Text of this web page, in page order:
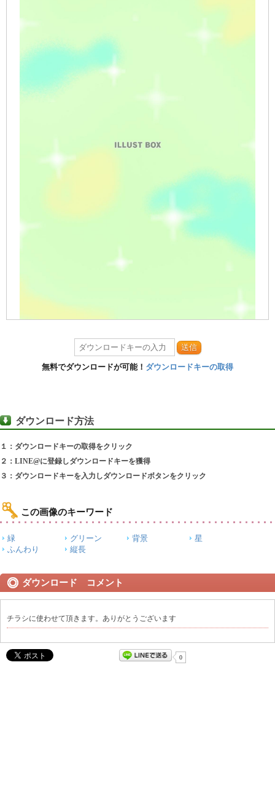
送信
無料でダウンロードが可能！ ダウンロードキーの取得
ダウンロード方法
１：ダウンロードキーの取得をクリック
２：LINE@に登録しダウンロードキーを獲得
３：ダウンロードキーを入力しダウンロードボタンをクリック
この画像のキーワード
緑 グリーン 背景
星
ふんわり
縦長
ダウンロード コメント
チラシに使わせて頂きます。ありがとうございます
0